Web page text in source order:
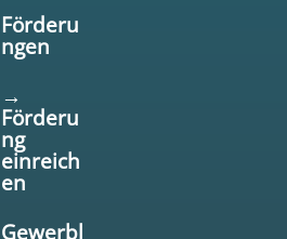
Förderu
ngen
→
Förderu
ng
einreich
en
Gewerbl